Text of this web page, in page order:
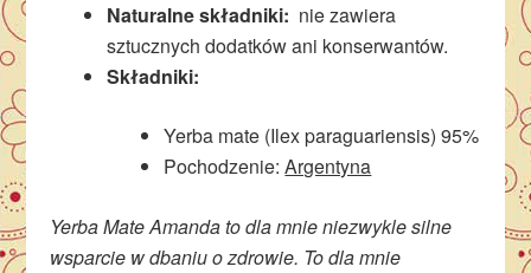
Naturalne składniki: nie zawiera
sztucznych dodatków ani konserwantów.
Składniki:
Yerba mate (Ilex paraguariensis) 95%
Pochodzenie:Argentyna
Yerba Mate Amanda to dla mnie niezwykle silne
wsparcie w dbaniu o zdrowie. To dla mnie